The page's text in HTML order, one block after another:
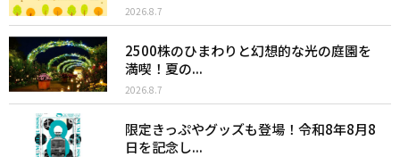
2026.8.7
2500株のひまわりと幻想的な光の庭園を
満喫！夏の...
2026.8.7
限定きっぷやグッズも登場！令和8年8月8
日を記念し...